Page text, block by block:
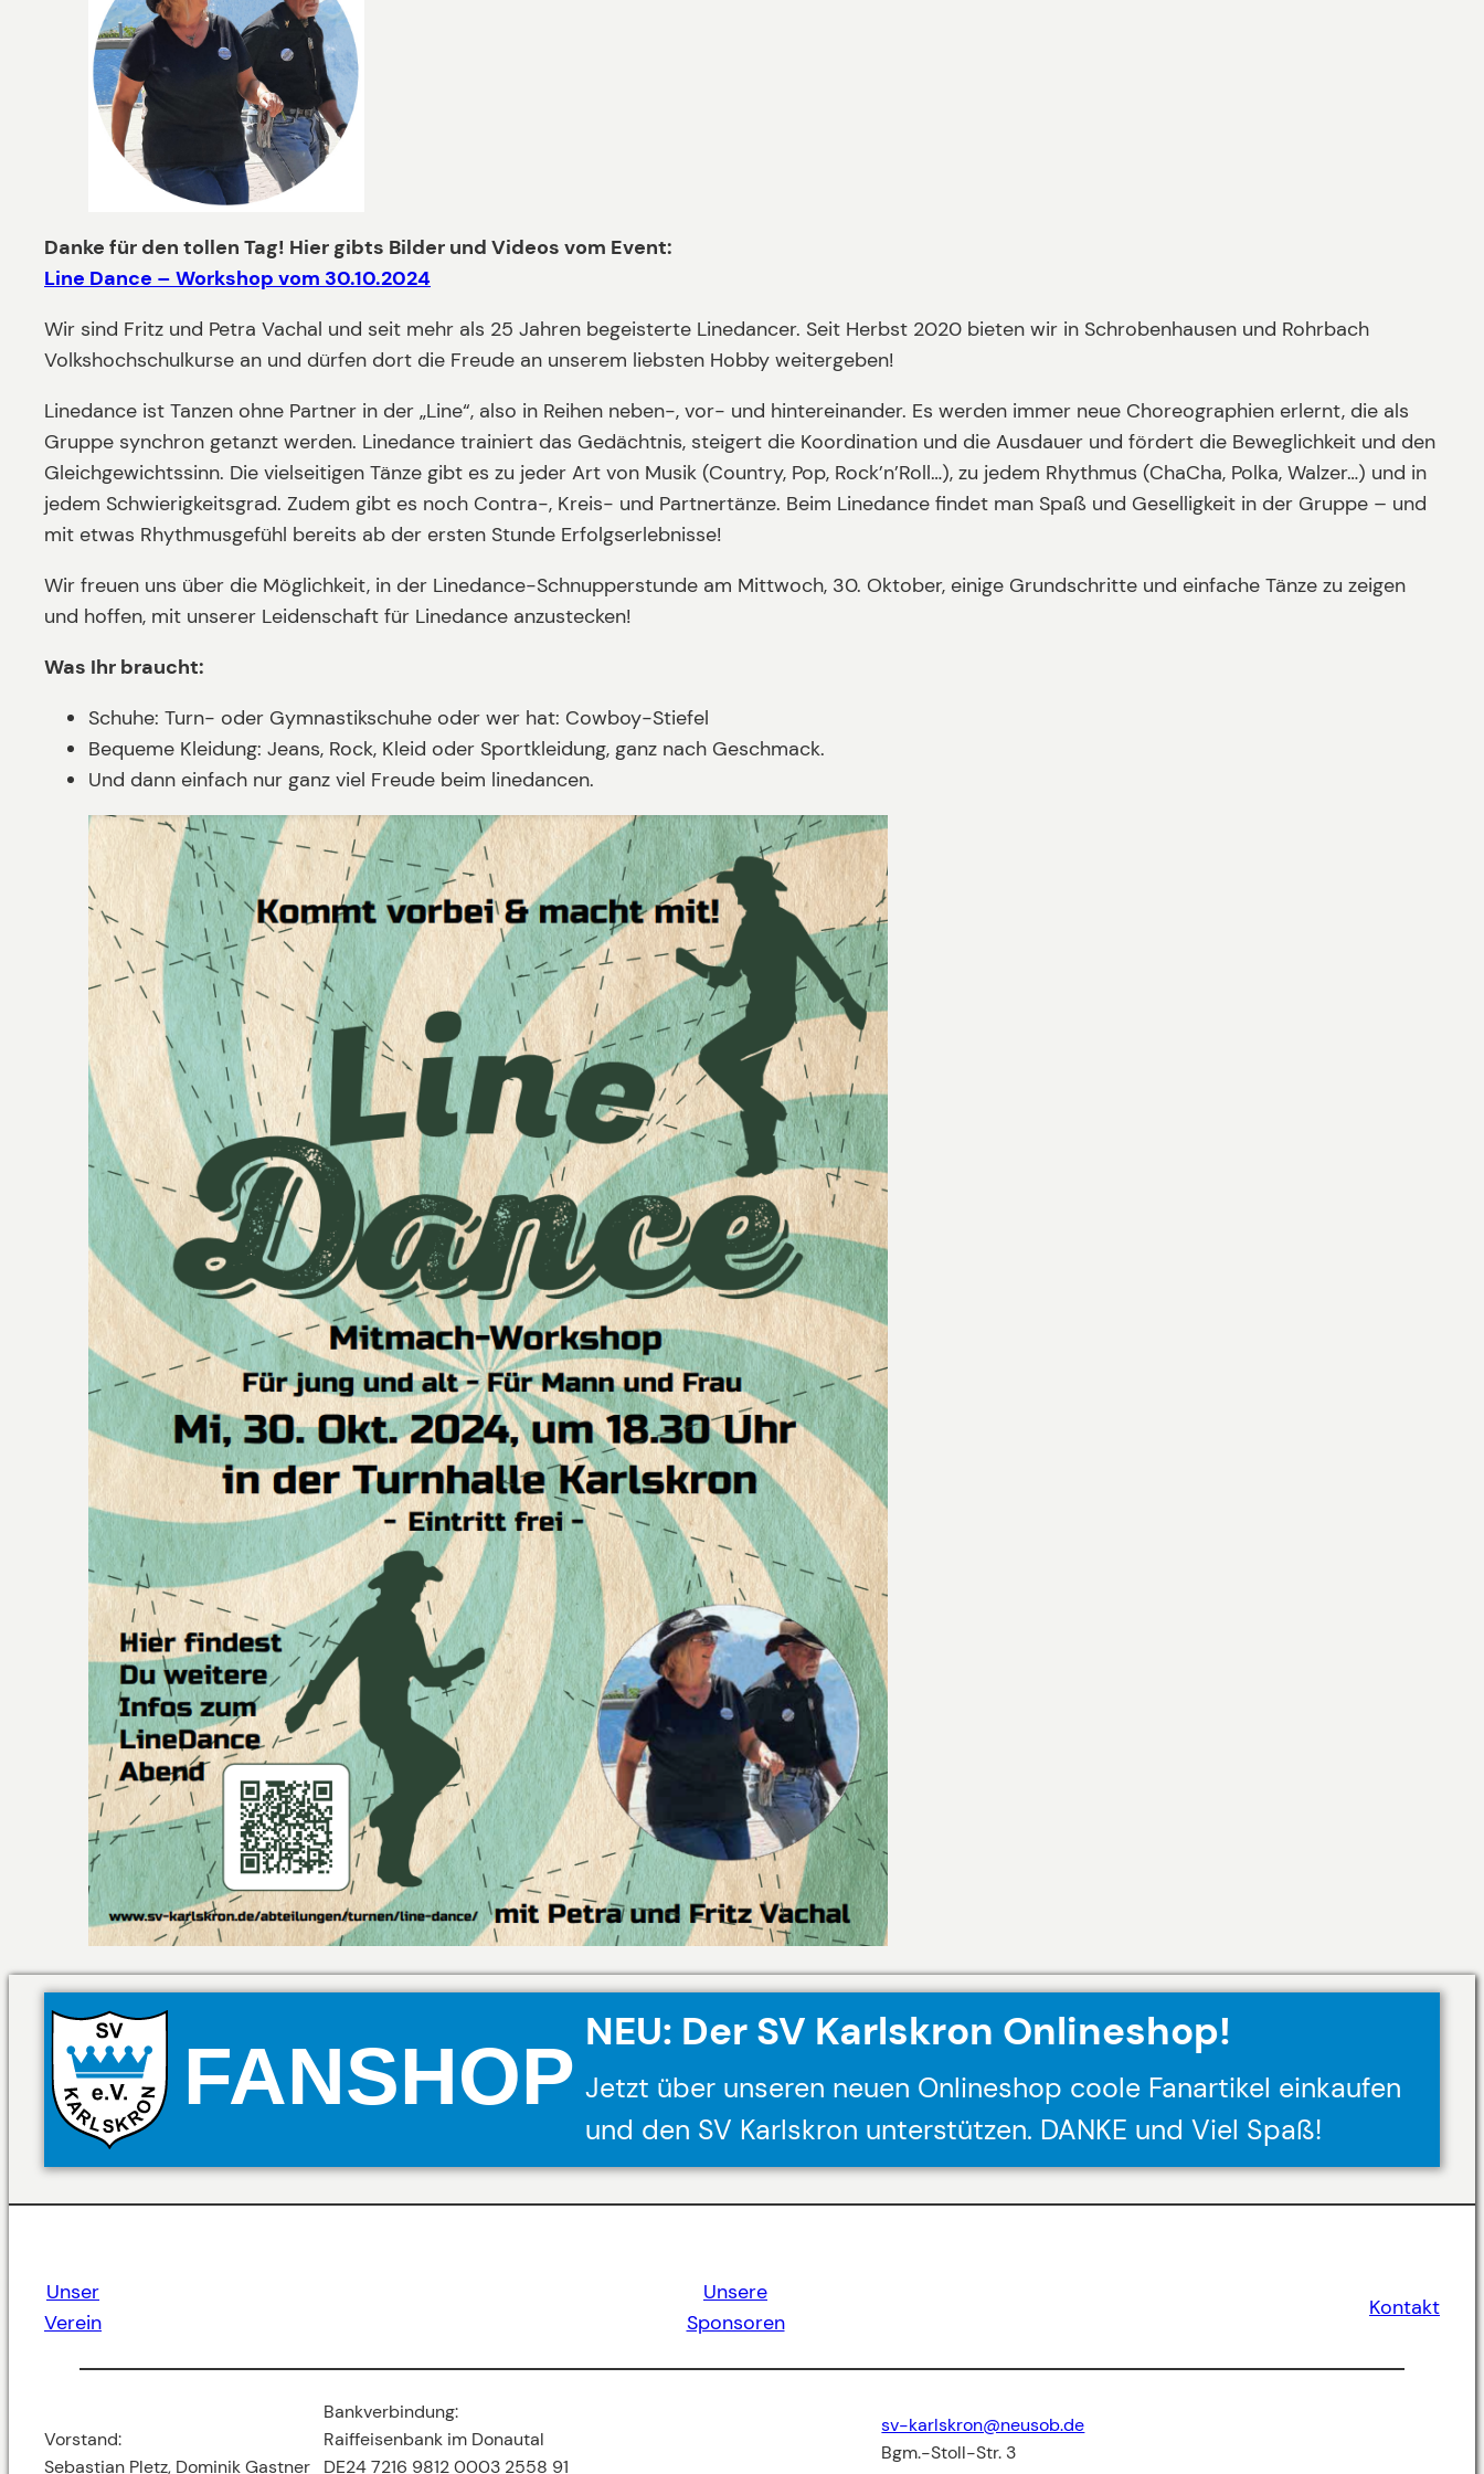
Danke für den tollen Tag! Hier gibts Bilder und Videos vom Event:
Line Dance – Workshop vom 30.10.2024
Wir sind Fritz und Petra Vachal und seit mehr als 25 Jahren begeisterte Linedancer. Seit Herbst 2020 bieten wir in Schrobenhausen und Rohrbach
Volkshochschulkurse an und dürfen dort die Freude an unserem liebsten Hobby weitergeben!
Linedance ist Tanzen ohne Partner in der „Line“, also in Reihen neben-, vor- und hintereinander. Es werden immer neue Choreographien erlernt, die als
Gruppe synchron getanzt werden. Linedance trainiert das Gedächtnis, steigert die Koordination und die Ausdauer und fördert die Beweglichkeit und den
Gleichgewichtssinn. Die vielseitigen Tänze gibt es zu jeder Art von Musik (Country, Pop, Rock’n’Roll…), zu jedem Rhythmus (ChaCha, Polka, Walzer…) und in
jedem Schwierigkeitsgrad. Zudem gibt es noch Contra-, Kreis- und Partnertänze. Beim Linedance findet man Spaß und Geselligkeit in der Gruppe – und
mit etwas Rhythmusgefühl bereits ab der ersten Stunde Erfolgserlebnisse!
Wir freuen uns über die Möglichkeit, in der Linedance-Schnupperstunde am Mittwoch, 30. Oktober, einige Grundschritte und einfache Tänze zu zeigen
und hoffen, mit unserer Leidenschaft für Linedance anzustecken!
Was Ihr braucht:
Schuhe: Turn- oder Gymnastikschuhe oder wer hat: Cowboy-Stiefel
Bequeme Kleidung: Jeans, Rock, Kleid oder Sportkleidung, ganz nach Geschmack.
Und dann einfach nur ganz viel Freude beim linedancen.
FANSHOP NEU: Der SV Karlskron Onlineshop!
Jetzt über unseren neuen Onlineshop coole Fanartikel einkaufen
und den SV Karlskron unterstützen. DANKE und Viel Spaß!
Unser
Verein
Unsere
Sponsoren
Kontakt
Vorstand:
Sebastian Pletz, Dominik Gastner
Bankverbindung:
Raiffeisenbank im Donautal
DE24 7216 9812 0003 2558 91
sv-karlskron@neusob.de
Bgm.-Stoll-Str. 3